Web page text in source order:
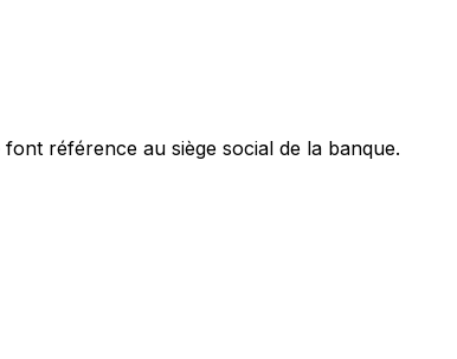
référence au siège social de la banque.